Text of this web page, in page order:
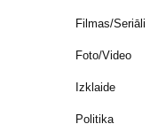
Filmas/Seriāli
Foto/Video
Izklaide
Politika